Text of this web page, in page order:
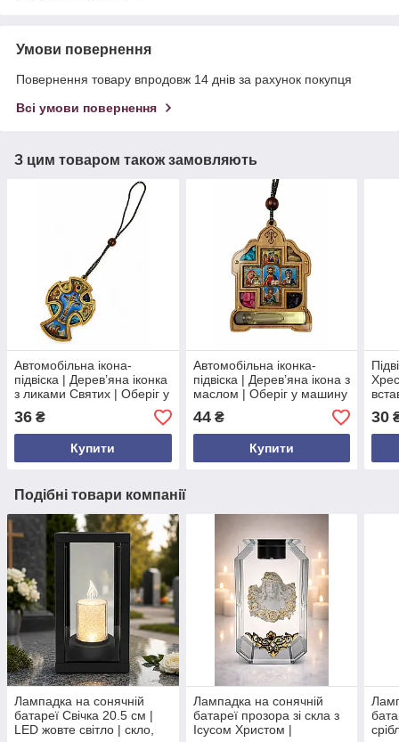
Умови повернення
Повернення товару впродовж 14 днів за рахунок покупця
Всі умови повернення
З цим товаром також замовляють
Автомобільна ікона-
підвіска | Дерев’яна іконка
з ликами Святих | Оберіг у
машину
36 ₴
Купити
Автомобільна іконка-
підвіска | Дерев’яна ікона з
маслом | Оберіг у машину
44₴
Купити
30
Подібні товари компанії
Лампадка на сонячній
батареї Свічка 20.5 см |
LED жовте світло | скло,
Лампадка на сонячній
батареї прозора зі скла з
Ісусом Христом |